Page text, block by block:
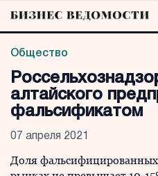
Общество
алтайского
фальсификатом
07 апреля 2021
Доля фальсифицированных